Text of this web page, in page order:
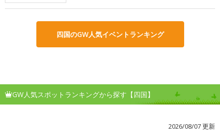
四国のGW人気イベントランキング
GW人気スポットランキングから探す【四国】
2026/08/07 更新